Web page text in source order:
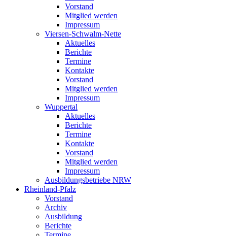
Vorstand
Mitglied werden
Impressum
Viersen-Schwalm-Nette
Aktuelles
Berichte
Termine
Kontakte
Vorstand
Mitglied werden
Impressum
Wuppertal
Aktuelles
Berichte
Termine
Kontakte
Vorstand
Mitglied werden
Impressum
Ausbildungsbetriebe NRW
Rheinland-Pfalz
Vorstand
Archiv
Ausbildung
Berichte